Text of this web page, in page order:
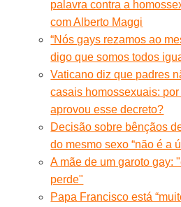
palavra contra a
com Alberto Maggi
“Nós gays rezamos ao
digo que somos todos
Vaticano diz que padres
casais homossexuais:
aprovou esse decreto?
Decisão sobre bênçãos
do mesmo sexo “não é a
A mãe de um garoto gay:
perde"
Papa Francisco está